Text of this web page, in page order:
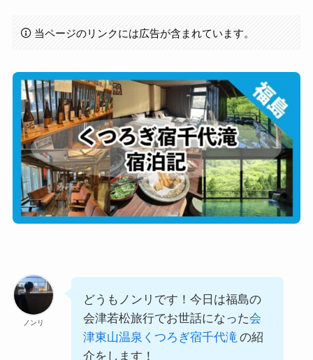
当ページのリンクには広告が含まれています。
ノンリ
どうもノンリです！今日は福島の
会津若松旅行でお世話になった会
津東山温泉くつろぎ宿千代滝 の紹
介をします！